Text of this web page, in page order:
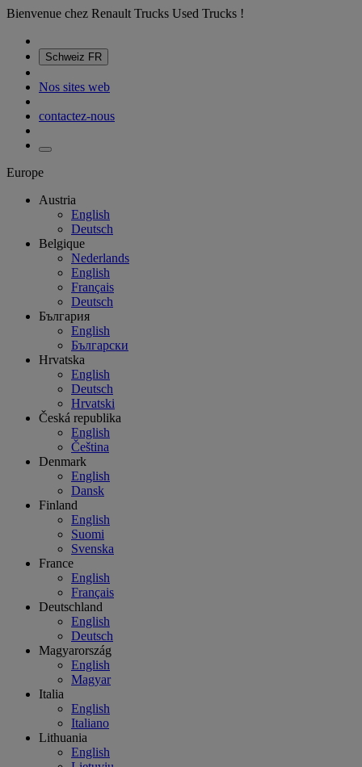
Bienvenue chez Renault Trucks Used Trucks !
Schweiz FR
Nos sites web
contactez-nous
Europe
Austria
English
Deutsch
Belgique
Nederlands
English
Français
Deutsch
България
English
Български
Hrvatska
English
Deutsch
Hrvatski
Česká republika
English
Čeština
Denmark
English
Dansk
Finland
English
Suomi
Svenska
France
English
Français
Deutschland
English
Deutsch
Magyarország
English
Magyar
Italia
English
Italiano
Lithuania
English